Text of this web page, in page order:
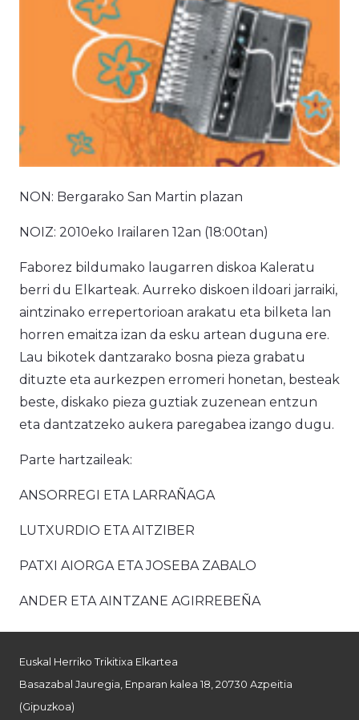
NON: Bergarako San Martin plazan
NOIZ: 2010eko Irailaren 12an (18:00tan)
Faborez bildumako laugarren diskoa Kaleratu
berri du Elkarteak. Aurreko diskoen ildoari jarraiki,
aintzinako errepertorioan arakatu eta bilketa lan
horren emaitza izan da esku artean duguna ere.
Lau bikotek dantzarako bosna pieza grabatu
dituzte eta aurkezpen erromeri honetan, besteak
beste, diskako pieza guztiak zuzenean entzun
eta dantzatzeko aukera paregabea izango dugu.
Parte hartzaileak:
ANSORREGI ETA LARRAÑAGA
LUTXURDIO ETA AITZIBER
PATXI AIORGA ETA JOSEBA ZABALO
ANDER ETA AINTZANE AGIRREBEÑA
Euskal Herriko Trikitixa Elkartea
Basazabal Jauregia, Enparan kalea 18, 20730 Azpeitia
(Gipuzkoa)